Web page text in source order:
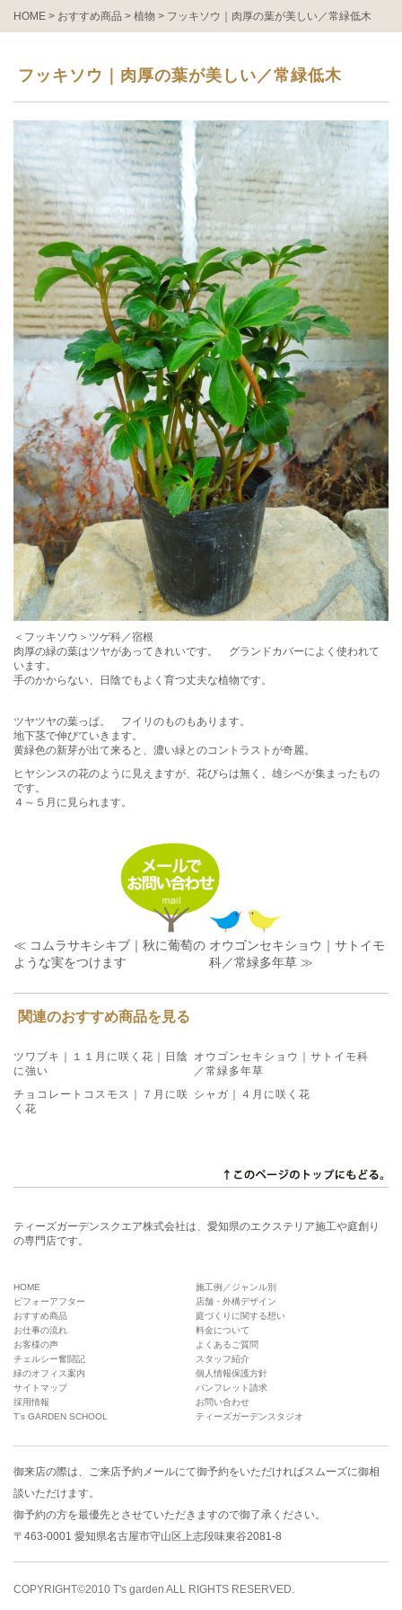
HOME > おすすめ商品 > 植物 > フッキソウ｜肉厚の葉が美しい／常緑低木
フッキソウ｜肉厚の葉が美しい／常緑低木
＜フッキソウ＞ツゲ科／宿根
肉厚の緑の葉はツヤがあってきれいです。 グランドカバーによく使われて
います。
手のかからない、日陰でもよく育つ丈夫な植物です。
ツヤツヤの葉っぱ。 フイリのものもあります。
地下茎で伸びていきます。
黄緑色の新芽が出て来ると、濃い緑とのコントラストが奇麗。
ヒヤシンスの花のように見えますが、花びらは無く、雄シベが集まったもの
です。
４～５月に見られます。
≪ コムラサキシキブ｜秋に葡萄の
ような実をつけます
オウゴンセキショウ｜サトイモ
科／常緑多年草 ≫
関連のおすすめ商品を見る
ツワブキ｜１１月に咲く花｜日陰
に強い
オウゴンセキショウ｜サトイモ科
／常緑多年草
チョコレートコスモス｜７月に咲
く花
シャガ｜４月に咲く花
ティーズガーデンスクエア株式会社は、愛知県のエクステリア施工や庭創り
の専門店です。
HOME
施工例／ジャンル別
ビフォーアフター
店舗・外構デザイン
おすすめ商品
庭づくりに関する想い
お仕事の流れ
料金について
お客様の声
よくあるご質問
チェルシー奮闘記
スタッフ紹介
緑のオフィス案内
個人情報保護方針
サイトマップ
パンフレット請求
採用情報
お問い合わせ
T’s GARDEN SCHOOL
ティーズガーデンスタジオ
御来店の際は、 ご来店予約メールにて御予約をいただければスムーズに御相
談いただけます。
御予約の方を最優先とさせていただきますので御了承ください。
〒463-0001 愛知県名古屋市守山区上志段味東谷2081-8
COPYRIGHT©2010 T's garden ALL RIGHTS RESERVED.